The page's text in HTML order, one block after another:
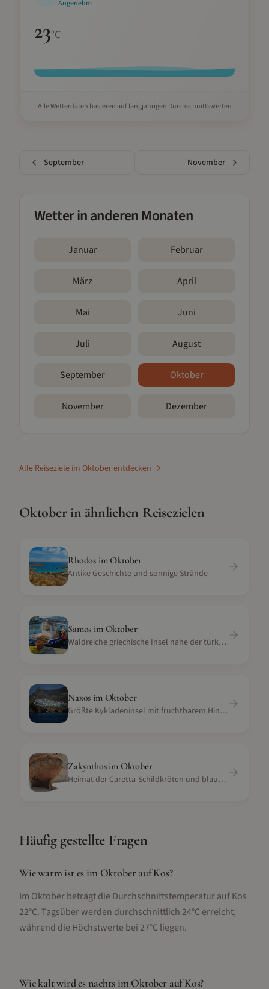
Angenehm
23°C
Alle Wetterdaten basieren auf langjährigen Durchschnittswerten
September November
Wetter in anderen Monaten
Januar Februar
März April
Mai Juni
Juli August
September Oktober
November Dezember
Alle Reiseziele im Oktoberentdecken →
Oktoberin ähnlichen Reisezielen
Rhodos im Oktober
Antike Geschichte und sonnige Strände
Samos im Oktober
Waldreiche griechische Insel nahe der türkischen Küste
Naxos im Oktober
Größte Kykladeninsel mit fruchtbarem Hinterland und Stränden
Zakynthosim Oktober
Heimat der Caretta-Schildkröten und blaue Höhlen
Häufig gestellte Fragen
Wie warm ist es im Oktober auf Kos?
Im Oktober beträgt die Durchschnittstemperatur auf Kos
22°C. Tagsüber werden durchschnittlich 24°C erreicht,
während die Höchstwerte bei 27°C liegen.
Wie kalt wird es nachts im Oktober auf Kos?